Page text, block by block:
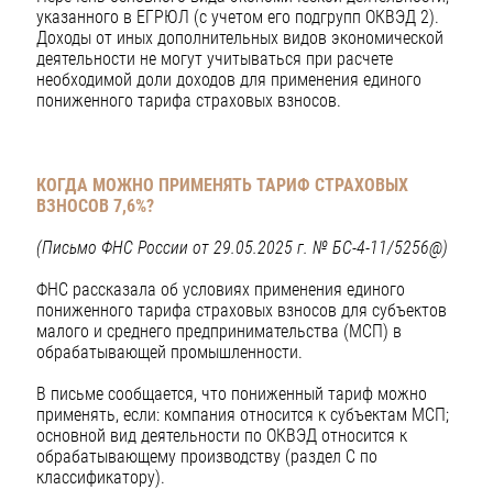
указанного в ЕГРЮЛ (с учетом его подгрупп ОКВЭД 2).
Доходы от иных дополнительных видов экономической
деятельности не могут учитываться при расчете
необходимой доли доходов для применения единого
пониженного тарифа страховых взносов.
КОГДА МОЖНО ПРИМЕНЯТЬ ТАРИФ СТРАХОВЫХ
ВЗНОСОВ 7,6%?
(Письмо ФНС России от 29.05.2025 г. № БС-4-11/5256@)
ФНС рассказала об условиях применения единого
пониженного тарифа страховых взносов для субъектов
малого и среднего предпринимательства (МСП) в
обрабатывающей промышленности.
В письме сообщается, что пониженный тариф можно
применять, если: компания относится к субъектам МСП;
основной вид деятельности по ОКВЭД относится к
обрабатывающему производству (раздел С по
классификатору).